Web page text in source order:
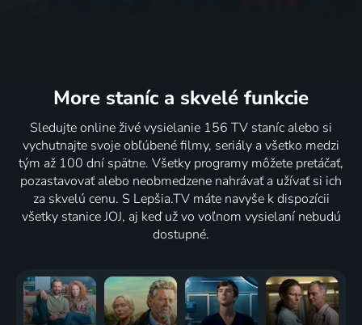
More staníc a skvelé funkcie
Sledujte online živé vysielanie 156 TV staníc alebo si
vychutnajte svoje obľúbené filmy, seriály a všetko medzi
tým až 100 dní spätne. Všetky programy môžete pretáčať,
pozastavovať alebo neobmedzene nahrávať a užívať si ich
za skvelú cenu. S Lepšia.TV máte navyše k dispozícii
všetky stanice JOJ, aj keď už vo voľnom vysielaní nebudú
dostupné.